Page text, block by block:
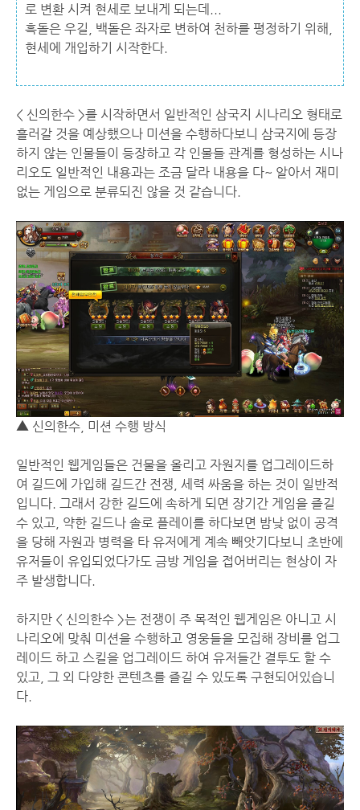
로 변환 시켜 현세로 보내게 되는데...
흑돌은 우길, 백돌은 좌자로 변하여 천하를 평정하기 위해,
현세에 개입하기 시작한다.
< 신의한수 >를 시작하면서 일반적인 삼국지 시나리오 형태로
흘러갈 것을 예상했으나 미션을 수행하다보니 삼국지에 등장
하지 않는 인물들이 등장하고 각 인물들 관계를 형성하는 시나
리오도 일반적인 내용과는 조금 달라 내용을 다~ 알아서 재미
없는 게임으로 분류되진 않을 것 같습니다.
▲ 신의한수, 미션 수행 방식
일반적인 웹게임들은 건물을 올리고 자원지를 업그레이드하
여 길드에 가입해 길드간 전쟁, 세력 싸움을 하는 것이 일반적
입니다. 그래서 강한 길드에 속하게 되면 장기간 게임을 즐길
수 있고, 약한 길드나 솔로 플레이를 하다보면 밤낮 없이 공격
을 당해 자원과 병력을 타 유저에게 계속 빼앗기다보니 초반에
유저들이 유입되었다가도 금방 게임을 접어버리는 현상이 자
주 발생합니다.
하지만 < 신의한수 >는 전쟁이 주 목적인 웹게임은 아니고 시
나리오에 맞춰 미션을 수행하고 영웅들을 모집해 장비를 업그
레이드 하고 스킬을 업그레이드 하여 유저들간 결투도 할 수
있고, 그 외 다양한 콘텐츠를 즐길 수 있도록 구현되어있습니
다.